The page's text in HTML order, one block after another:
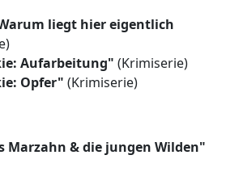
liegt hier eigentlich
Aufarbeitung" (Krimiserie)
Opfer" (Krimiserie)
Marzahn & die jungen Wilden"